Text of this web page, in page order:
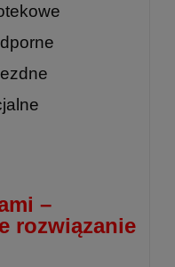
–
rozwiązanie